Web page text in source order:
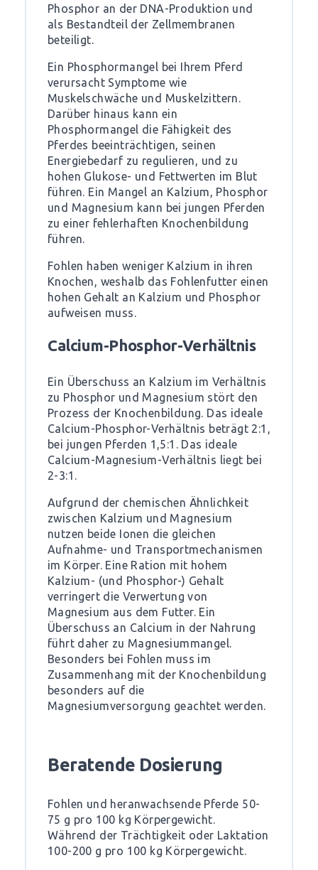
Phosphor an der DNA-Produktion und
als Bestandteil der Zellmembranen
beteiligt.
Ein Phosphormangel bei Ihrem Pferd
verursacht Symptome wie
Muskelschwäche und Muskelzittern.
Darüber hinaus kann ein
Phosphormangel die Fähigkeit des
Pferdes beeinträchtigen, seinen
Energiebedarf zu regulieren, und zu
hohen Glukose- und Fettwerten im Blut
führen. Ein Mangel an Kalzium, Phosphor
und Magnesium kann bei jungen Pferden
zu einer fehlerhaften Knochenbildung
führen.
Fohlen haben weniger Kalzium in ihren
Knochen, weshalb das Fohlenfutter einen
hohen Gehalt an Kalzium und Phosphor
aufweisen muss.
Calcium-Phosphor-Verhältnis
Ein Überschuss an Kalzium im Verhältnis
zu Phosphor und Magnesium stört den
Prozess der Knochenbildung. Das ideale
Calcium-Phosphor-Verhältnis beträgt 2:1,
bei jungen Pferden 1,5:1. Das ideale
Calcium-Magnesium-Verhältnis liegt bei
2-3:1.
Aufgrund der chemischen Ähnlichkeit
zwischen Kalzium und Magnesium
nutzen beide Ionen die gleichen
Aufnahme- und Transportmechanismen
im Körper. Eine Ration mit hohem
Kalzium- (und Phosphor-) Gehalt
verringert die Verwertung von
Magnesium aus dem Futter. Ein
Überschuss an Calcium in der Nahrung
führt daher zu Magnesiummangel.
Besonders bei Fohlen muss im
Zusammenhang mit der Knochenbildung
besonders auf die
Magnesiumversorgung geachtet werden.
Beratende Dosierung
Fohlen und heranwachsende Pferde 50-
75 g pro 100 kg Körpergewicht.
Während der Trächtigkeit oder Laktation
100-200 g pro 100 kg Körpergewicht.